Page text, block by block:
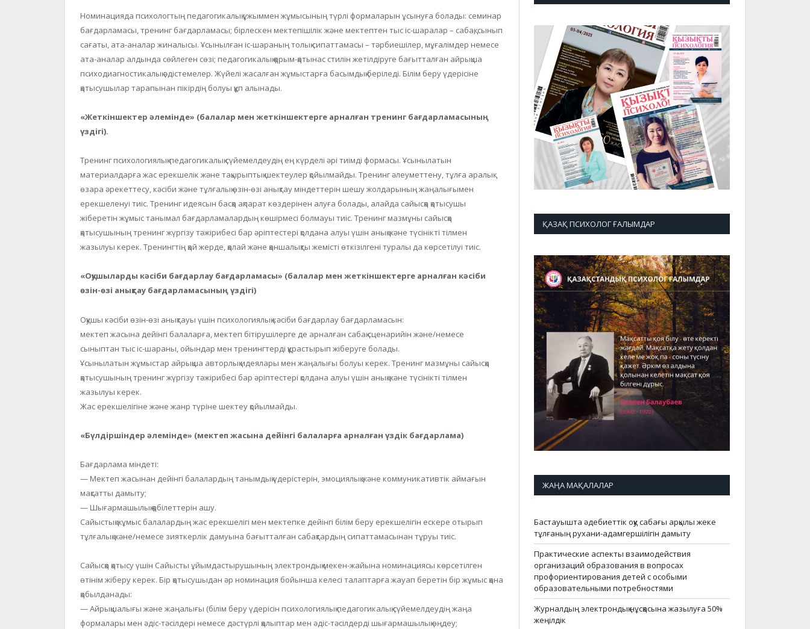
Номинацияда психологтың педагогикалық ұжыммен жұмысының түрлі формаларын ұсынуға болады: семинар
бағдарламасы, тренинг бағдарламасы; бірлескен мектепішілік және мектептен тыс іс-шаралар – сабақ, сынып
сағаты, ата-аналар жиналысы. Ұсынылған іс-шараның толық сипаттамасы – тәрбиешілер, мұғалімдер немесе
ата-аналар алдында сөйлеген сөзі; педагогикалық қарым-қатынас стилін жетілдіруге бағытталған айрықша
психодиагностикалық әдістемелер. Жүйелі жасалған жұмыстарға басымдық беріледі. Білім беру үдерісіне
қатысушылар тарапынан пікірдің болуы құп алынады.
«Жеткіншектер әлемінде» (балалар мен жеткіншектерге арналған тренинг бағдарламасының
үздігі).
Тренинг психологиялық-педагогикалық сүйемелдеудің ең күрделі әрі тиімді формасы. Ұсынылатын
материалдарға жас ерекшелік және тақырыптық шектеулер қойылмайды. Тренинг әлеуметтену, тұлға аралық
өзара әрекеттесу, кәсіби және тұлғалық өзін-өзі анықтау міндеттерін шешу жолдарының жаңалығымен
ерекшеленуі тиіс. Тренинг идеясын басқа ақпарат көздерінен алуға болады, алайда сайысқа қатысушы
жіберетін жұмыс танымал бағдарламалардың көшірмесі болмауы тиіс. Тренинг мазмұны сайысқа
қатысушының тренинг жүргізу тәжірибесі бар әріптестері қолдана алуы үшін анық және түсінікті тілмен
жазылуы керек. Тренингтің қай жерде, қалай және қаншалықты жемісті өткізілгені туралы да көрсетілуі тиіс.
«Оқушыларды кәсіби бағдарлау бағдарламасы» (балалар мен жеткіншектерге арналған кәсіби
өзін-өзі анықтау бағдарламасының үздігі)
Оқушы кәсіби өзін-өзі анықтауы үшін психологиялық кәсіби бағдарлау бағдарламасын:
мектеп жасына дейінгі балаларға, мектеп бітірушілерге де арналған сабақ сценарийін және/немесе
сыныптан тыс іс-шараны, ойындар мен тренингтерді құрастырып жіберуге болады.
Ұсынылатын жұмыстар айрықша авторлық идеялары мен жаңалығы болуы керек. Тренинг мазмұны сайысқа
қатысушының тренинг жүргізу тәжірибесі бар әріптестері қолдана алуы үшін анық және түсінікті тілмен
жазылуы керек.
Жас ерекшелігіне және жанр түріне шектеу қойылмайды.
«Бүлдіршіндер әлемінде» (мектеп жасына дейінгі балаларға арналған үздік бағдарлама)
Бағдарлама міндеті:
— Мектеп жасынан дейінгі балалардың танымдық үдерістерін, эмоциялық және коммуникативтік аймағын
мақсатты дамыту;
— Шығармашылық қабілеттерін ашу.
Сайыстық жұмыс балалардың жас ерекшелігі мен мектепке дейінгі білім беру ерекшелігін ескере отырып
тұлғалық және/немесе зияткерлік дамуына бағытталған сабақтардың сипаттамасынан тұруы тиіс.
Сайысқа қатысу үшін Сайысты ұйымдастырушының электрондық мекен-жайына номинациясы көрсетілген
өтінім жіберу керек. Бір қатысушыдан әр номинация бойынша келесі талаптарға жауап беретін бір жұмыс қана
қабылданады:
— Айрықшалығы және жаңалығы (білім беру үдерісін психологиялық педагогикалық сүйемелдеудің жаңа
формалары мен әдіс-тәсілдері немесе дәстүрлі қалыптар мен әдіс-тәсілдерді шығармашылық өңдеу;
ҚАЗАҚ ПСИХОЛОГ ҒАЛЫМДАР
ЖАҢА МАҚАЛАЛАР
Бастауышта әдебиеттік оқу сабағы арқылы жеке
тұлғаның рухани-адамгершілігін дамыту
Практические аспекты взаимодействия
организаций образования в вопросах
профориентирования детей с особыми
образовательными потребностями
Журналдың электрондық нұсқасына жазылуға 50%
жеңілдік